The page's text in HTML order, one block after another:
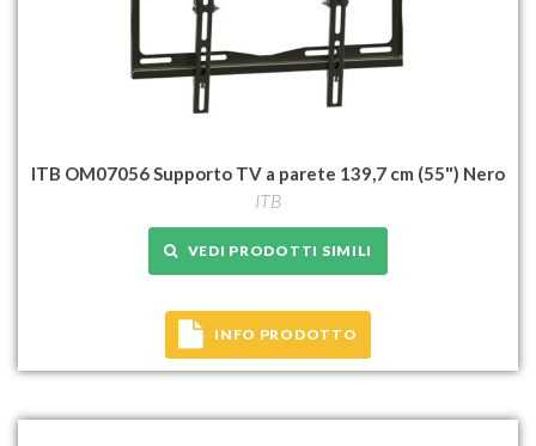
ITB OM07056 Supporto TV a parete 139,7 cm (55") Nero
ITB
VEDI PRODOTTI SIMILI
INFO PRODOTTO